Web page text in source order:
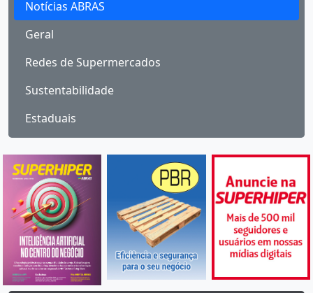
Notícias ABRAS
Geral
Redes de Supermercados
Sustentabilidade
Estaduais